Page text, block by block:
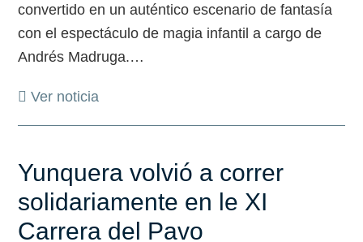
convertido en un auténtico escenario de fantasía
con el espectáculo de magia infantil a cargo de
Andrés Madruga.…
Ver noticia
Yunquera volvió a correr
solidariamente en le XI
Carrera del Pavo